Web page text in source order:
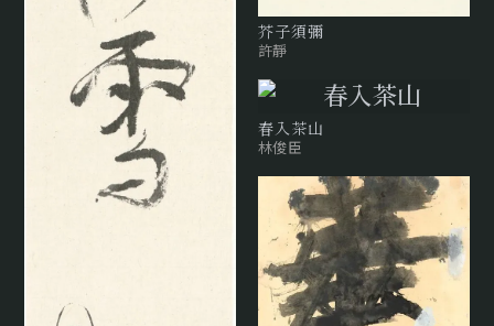
芥子須彌
許靜
春入茶山
林俊臣